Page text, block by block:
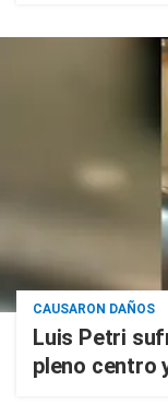
CAUSARON DAÑOS
Luis Petri
pleno centro